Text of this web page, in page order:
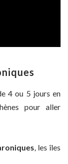
4 ou 5 jours en
pour aller
, les îles